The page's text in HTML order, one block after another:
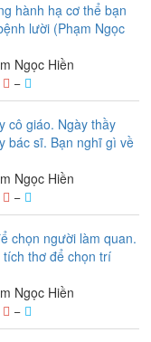
hành hạ cơ thể bạn
lười (Phạm Ngọc
Ngọc Hiền
−
cô giáo. Ngày thầy
bác sĩ. Bạn nghĩ gì về
Ngọc Hiền
−
chọn người làm quan.
tích thơ để chọn trí
Ngọc Hiền
−